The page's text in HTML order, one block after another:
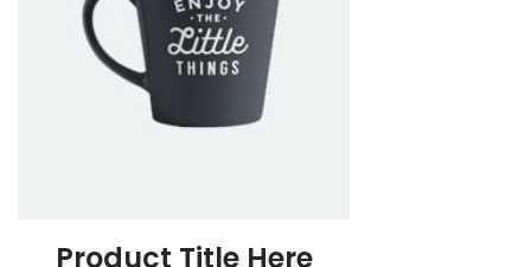
Product Title Here